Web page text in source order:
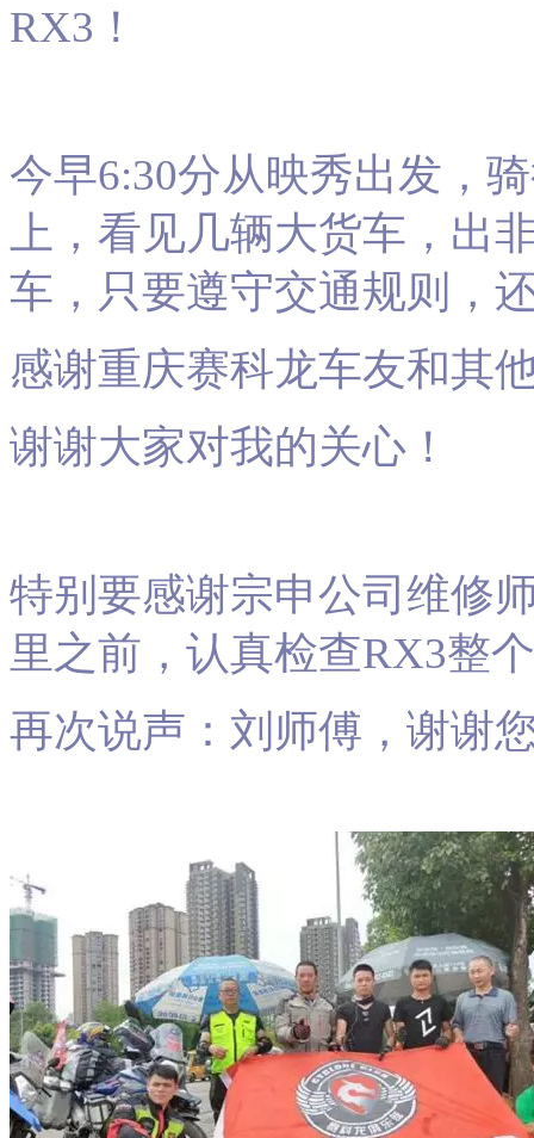
RX3！
今早6:30分从映秀出发，
上，看见几辆大货车，出
车，只要遵守交通规则，
感谢重庆赛科龙车友和其
谢谢大家对我的关心！
特别要感谢宗申公司维修
里之前，认真检查RX3整
再次说声：刘师傅，谢谢